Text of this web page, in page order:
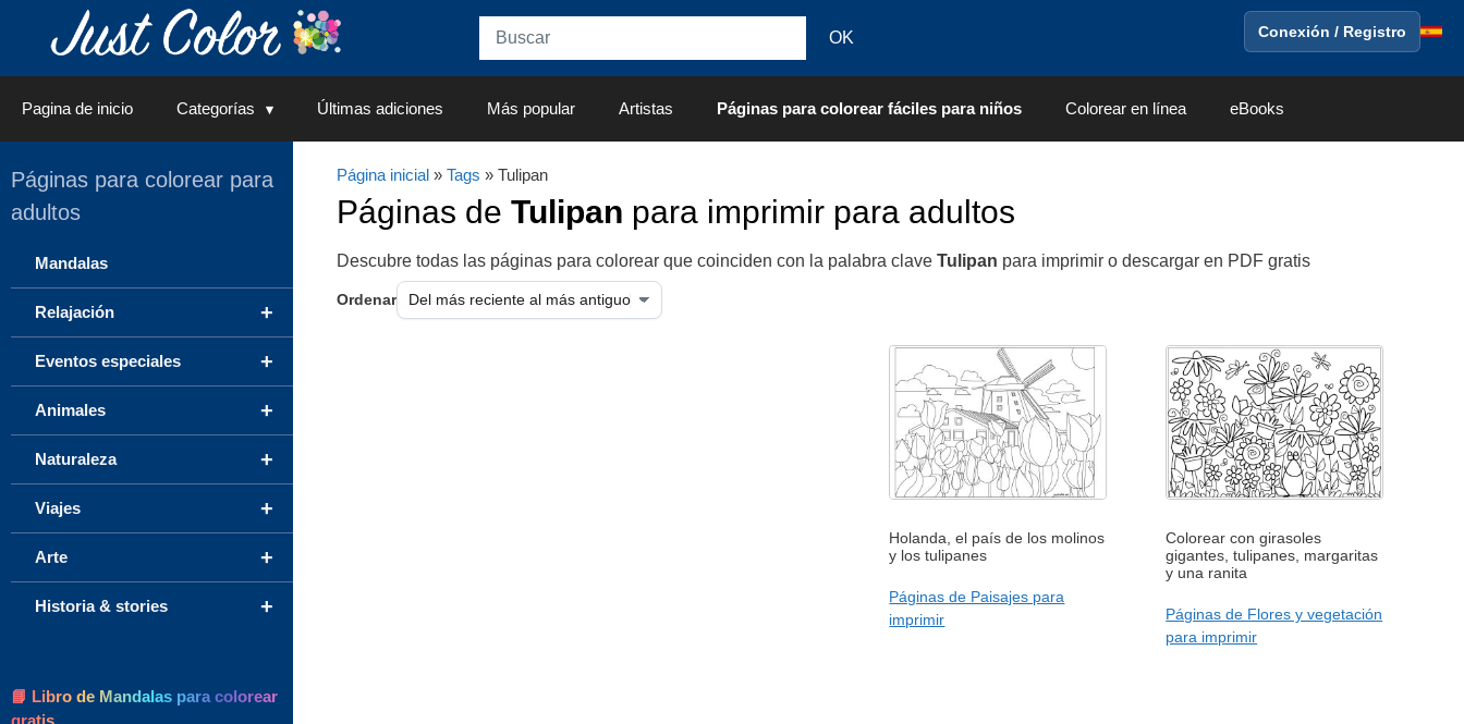
Conexión / Registro
Pagina de inicio Categorías Últimas adiciones Más popular Artistas Páginas para colorear fáciles para niños Colorear en línea eBooks
Página inicial» Tags » Tulipan
Páginas de Tulipan para imprimir para adultos
Descubre todas las páginas para colorear que coinciden con la palabra clave Tulipan para imprimir o descargar en PDF gratis
Ordenar
Holanda, el país de los molinos
y los tulipanes
Páginas de Paisajes para
imprimir
Colorear con girasoles
gigantes, tulipanes, margaritas
y una ranita
Páginas de Flores y vegetación
para imprimir
Páginas para colorear para
adultos
Mandalas
+
Relajación
+
Eventos especiales
+
Animales
+
Naturaleza
+
Viajes
+
Arte
+
Historia & stories
📘 Libro de Mandalas para colorear
gratis